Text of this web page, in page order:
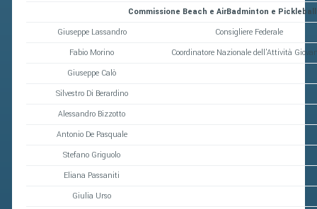
Commissione Beach e AirBadminton e Pickleball
Giuseppe Lassandro
Consigliere Federale
Fabio Morino
Coordinatore Nazionale dell'Attività
Giuseppe Calò
Silvestro Di Berardino
Alessandro Bizzotto
Antonio De Pasquale
Stefano Griguolo
Eliana Passaniti
Giulia Urso